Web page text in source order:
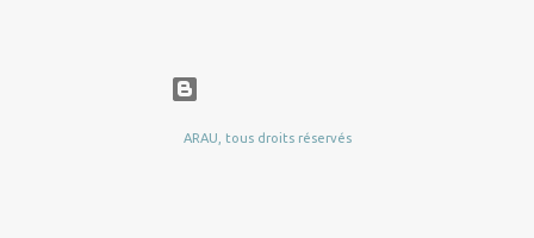
ARAU, tous droits réservés